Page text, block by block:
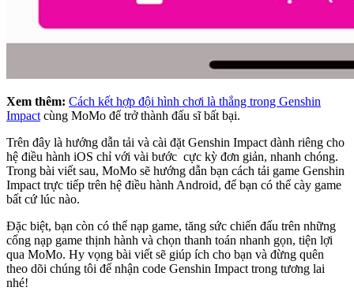
Xem thêm: Cách kết hợp đội hình chơi là thắng trong Genshin
Impact cùng MoMo để trở thành đấu sĩ bất bại.
Trên đây là hướng dẫn tải và cài đặt Genshin Impact dành riêng cho
hệ điều hành iOS chỉ với vài bước cực kỳ đơn giản, nhanh chóng.
Trong bài viết sau, MoMo sẽ hướng dẫn bạn cách tải game Genshin
Impact trực tiếp trên hệ điều hành Android, để bạn có thể cày game
bất cứ lúc nào.
Đặc biệt, bạn còn có thể nạp game, tăng sức chiến đấu trên những
cổng nạp game thịnh hành và chọn thanh toán nhanh gọn, tiện lợi
qua MoMo. Hy vọng bài viết sẽ giúp ích cho bạn và đừng quên
theo dõi chúng tôi để nhận code Genshin Impact trong tương lai
nhé!